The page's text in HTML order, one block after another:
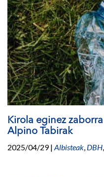
Kirola eginez
Alpino Tabirak
2025/04/29| Albisteak, DBH,